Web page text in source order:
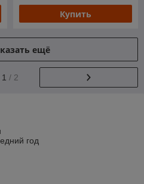
Купить
ещё
1 / 2
год